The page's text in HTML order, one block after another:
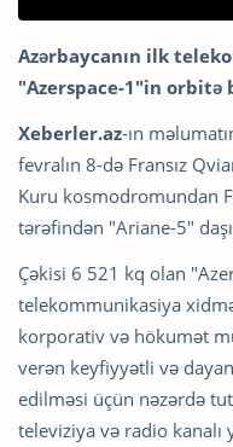
Azərbaycanın ilk
"Azerspace-1"in orbitə
Xeberler.az-ın
fevralın 8-də Fransız
Kuru kosmodromundan
tərəfindən "Ariane-5"
Çəkisi 6 521 kq olan
telekommunikasiya
korporativ və hökumət
verən keyfiyyətli və
edilməsi üçün nəzərdə
televiziya və radio kanalı